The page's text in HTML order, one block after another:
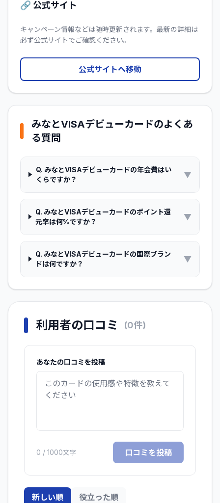
🔗 公式サイト
キャンペーン情報などは随時更新されます。最新の詳細は
必ず公式サイトでご確認ください。
公式サイトへ移動
みなとVISAデビューカードのよくあ
る質問
Q. みなとVISAデビューカードの年会費はい
くらですか？
▼
Q. みなとVISAデビューカードのポイント還
元率は何%ですか？
▼
Q. みなとVISAデビューカードの国際ブラン
ドは何ですか？
▼
利用者の口コミ (0件)
あなたの口コミを投稿
0 / 1000文字 口コミを投稿
新しい順 役立った順